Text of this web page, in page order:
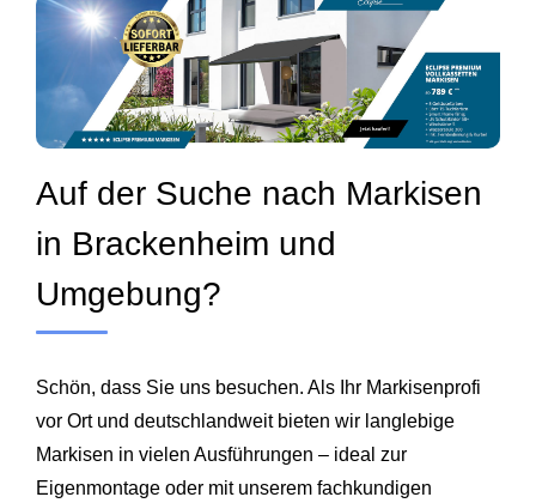
Auf der Suche nach Markisen
in Brackenheim und
Umgebung?
Schön, dass Sie uns besuchen. Als Ihr Markisenprofi
vor Ort und deutschlandweit bieten wir langlebige
Markisen in vielen Ausführungen – ideal zur
Eigenmontage oder mit unserem fachkundigen